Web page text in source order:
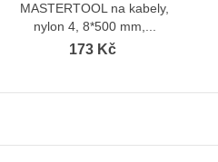
MASTERTOOL na kabely,
nylon 4, 8*500 mm,...
173 Kč